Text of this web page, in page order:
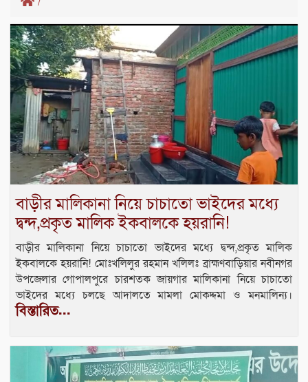
বাড়ীর মালিকানা নিয়ে চাচাতো ভাইদের মধ্যে
দ্বন্দ,প্রকৃত মালিক ইকবালকে হয়রানি!
বাড়ীর মালিকানা নিয়ে চাচাতো ভাইদের মধ্যে দ্বন্দ,প্রকৃত মালিক
ইকবালকে হয়রানি! মোঃখলিলুর রহমান খলিলঃ ব্রাহ্মণবাড়িয়ার নবীনগর
উপজেলার গোপালপুরে চারশতক জায়গার মালিকানা নিয়ে চাচাতো
ভাইদের মধ্যে চলছে আদালতে মামলা মোকদ্দমা ও মনমালিন্য।
বিস্তারিত...